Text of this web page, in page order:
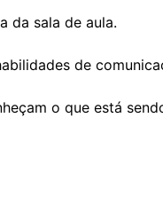
da sala de aula.
de
o que está